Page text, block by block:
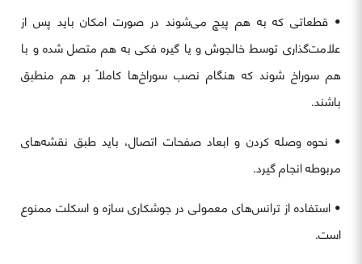
• قطعاتی که به هم پیچ می‌شوند در صورت امکان باید پس از
علامت‌گذاری توسط خالجوش و یا گیره فکی به هم متصل شده و با
هم سوراخ شوند که هنگام نصب سوراخ‌ها کاملاً بر هم منطبق
باشند.
• نحوه وصله کردن و ابعاد صفحات اتصال، باید طبق نقشه‌های
مربوطه انجام گیرد.
• استفاده از ترانس‌های معمولی در جوشکاری سازه و اسکلت ممنوع
است.